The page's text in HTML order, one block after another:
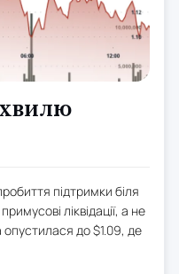
хвилю
підтримки біля
ліквідації, а не
до $1.09, де